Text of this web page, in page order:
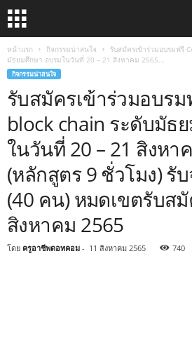
หน้าแรก กิจกรรมน่าสนใจ
รับสมัครเข้าร่วมอบรมฟรี
มัธยมศึกษา อบรมในวันที่ 20 – 21 สิงหาคม 2565...
กิจกรรมน่าสนใจ
รับสมัครเข้าร่วมอบร
block chain ระดับมัธ
ในวันที่ 20 – 21 สิงหา
(หลักสูตร 9 ชั่วโมง) รั
(40 คน) หมดเขตรับส
สิงหาคม 2565
โดย ครูอาชีพดอทคอม - 11 สิงหาคม 2565 740